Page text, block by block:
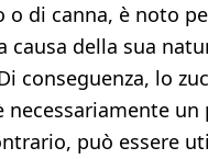
o di canna, è noto
causa della sua
conseguenza, lo
necessariamente
può essere